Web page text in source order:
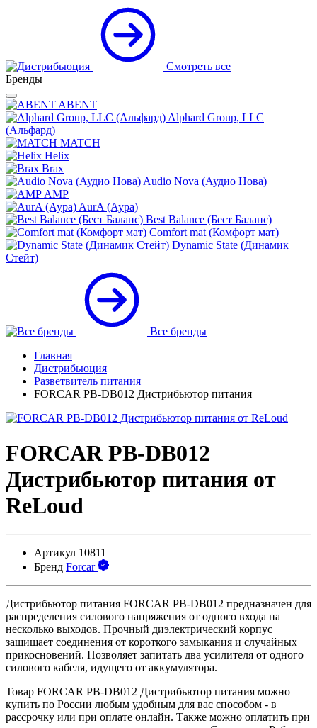
Смотреть все
Бренды
ABENT
Alphard Group, LLC
(Альфард)
MATCH
Helix
Brax
Audio Nova (Аудио Нова)
AMP
AurA (Аура)
Best Balance (Бест Баланс)
Comfort mat (Комфорт мат)
Dynamic State (Динамик
Стейт)
Все бренды
Главная
Дистрибьюция
Разветвитель питания
FORCAR PB-DB012 Дистрибьютор питания
FORCAR PB-DB012
Дистрибьютор питания от
ReLoud
Артикул 10811
Бренд Forcar
Дистрибьютор питания FORCAR PB-DB012 предназначен для
распределения силового напряжения от одного входа на
несколько выходов. Прочный диэлектрический корпус
защищает соединения от короткого замыкания и случайных
прикосновений. Позволяет запитать два усилителя от одного
силового кабеля, идущего от аккумулятора.
Товар FORCAR PB-DB012 Дистрибьютор питания можно
купить по России любым удобным для вас способом - в
рассрочку или при оплате онлайн. Также можно оплатить при